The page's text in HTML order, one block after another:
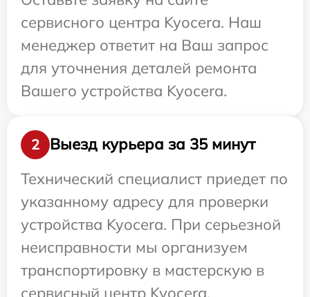
сервисного центра Kyocera. Наш
менеджер ответит на Ваш запрос
для уточнения деталей ремонта
Вашего устройства Kyocera.
2
Выезд курьера за 35 минут
Технический специалист приедет по
указанному адресу для проверки
устройства Kyocera. При серьезной
неисправности мы организуем
транспортировку в мастерскую в
сервисный центр Kyocera.